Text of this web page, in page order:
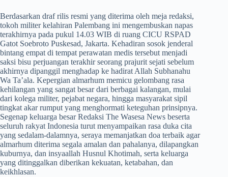
​Berdasarkan draf rilis resmi yang diterima oleh meja redaksi,
tokoh militer kelahiran Palembang ini mengembuskan napas
terakhirnya pada pukul 14.03 WIB di ruang CICU RSPAD
Gatot Soebroto Puskesad, Jakarta. Kehadiran sosok jenderal
bintang empat di tempat perawatan medis tersebut menjadi
saksi bisu perjuangan terakhir seorang prajurit sejati sebelum
akhirnya dipanggil menghadap ke hadirat Allah Subhanahu
Wa Ta’ala. Kepergian almarhum memicu gelombang rasa
kehilangan yang sangat besar dari berbagai kalangan, mulai
dari kolega militer, pejabat negara, hingga masyarakat sipil
tingkat akar rumput yang menghormati keteguhan prinsipnya.
Segenap keluarga besar Redaksi The Wasesa News beserta
seluruh rakyat Indonesia turut menyampaikan rasa duka cita
yang sedalam-dalamnya, seraya memanjatkan doa terbaik agar
almarhum diterima segala amalan dan pahalanya, dilapangkan
kuburnya, dan insyaallah Husnul Khotimah, serta keluarga
yang ditinggalkan diberikan kekuatan, ketabahan, dan
keikhlasan.